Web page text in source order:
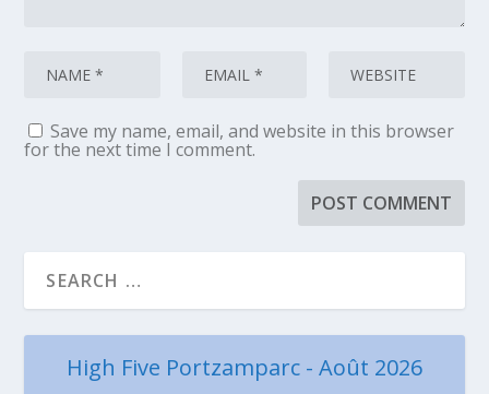
Save my name, email, and website in this browser
for the next time I comment.
High Five Portzamparc - Août 2026